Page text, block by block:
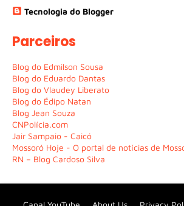
Tecnologia do Blogger
Parceiros
Blog do Edmilson Sousa
Blog do Eduardo Dantas
Blog do Vlaudey Liberato
Blog do Édipo Natan
Blog Jean Souza
CNPolícia.com
Jair Sampaio - Caicó
Mossoró Hoje - O portal de notícias de
RN – Blog Cardoso Silva